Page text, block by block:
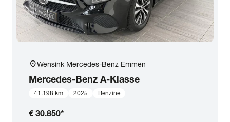
location_onWensink Mercedes-Benz Emmen
Mercedes-Benz A-Klasse
41.198 km 2025 Benzine
€ 30.850*